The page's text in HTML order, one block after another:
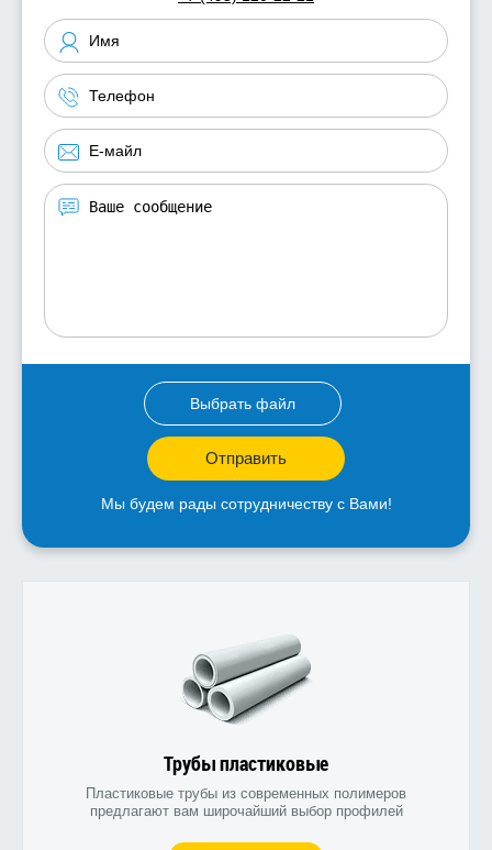
Выбрать файл
Отправить
Мы будем рады сотрудничеству с Вами!
Трубы пластиковые
Пластиковые трубы из современных полимеров
предлагают вам широчайший выбор профилей